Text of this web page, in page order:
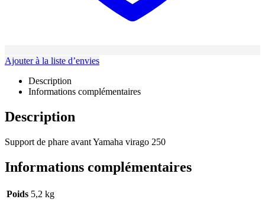
Ajouter à la liste d’envies
Description
Informations complémentaires
Description
Support de phare avant Yamaha virago 250
Informations complémentaires
Poids 5,2 kg